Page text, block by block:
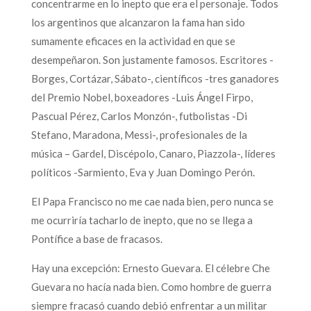
concentrarme en lo inepto que era el personaje. Todos
los argentinos que alcanzaron la fama han sido
sumamente eficaces en la actividad en que se
desempeñaron. Son justamente famosos. Escritores -
Borges, Cortázar, Sábato-, científicos -tres ganadores
del Premio Nobel, boxeadores -Luis Ángel Firpo,
Pascual Pérez, Carlos Monzón-, futbolistas -Di
Stefano, Maradona, Messi-, profesionales de la
música – Gardel, Discépolo, Canaro, Piazzola-, líderes
políticos -Sarmiento, Eva y Juan Domingo Perón.
El Papa Francisco no me cae nada bien, pero nunca se
me ocurriría tacharlo de inepto, que no se llega a
Pontífice a base de fracasos.
Hay una excepción: Ernesto Guevara. El célebre Che
Guevara no hacía nada bien. Como hombre de guerra
siempre fracasó cuando debió enfrentar a un militar